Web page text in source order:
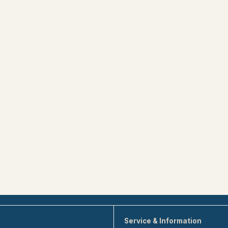
Service & Information